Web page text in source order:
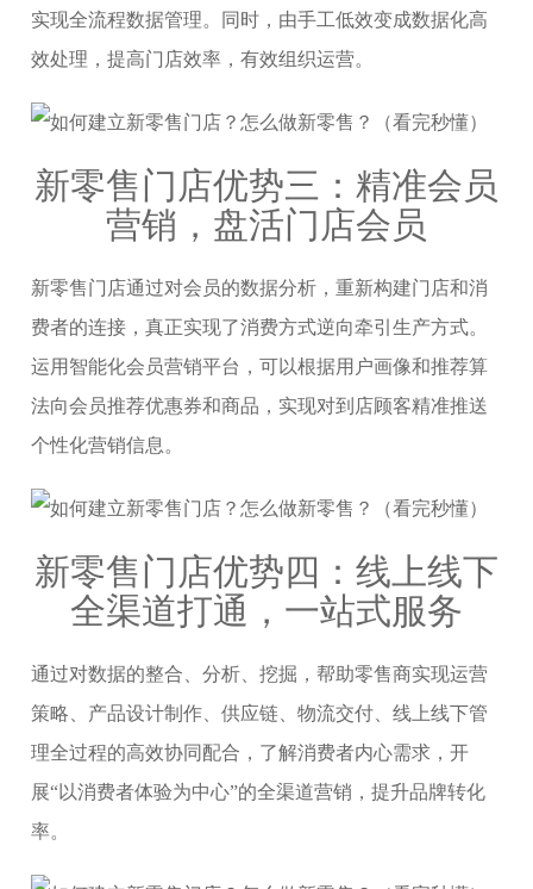
实现全流程数据管理。同时，由手工低效变成数据化高
效处理，提高门店效率，有效组织运营。
新零售门店优势三：精准会员
营销，盘活门店会员
新零售门店通过对会员的数据分析，重新构建门店和消
费者的连接，真正实现了消费方式逆向牵引生产方式。
运用智能化会员营销平台，可以根据用户画像和推荐算
法向会员推荐优惠券和商品，实现对到店顾客精准推送
个性化营销信息。
新零售门店优势四：线上线下
全渠道打通，一站式服务
通过对数据的整合、分析、挖掘，帮助零售商实现运营
策略、产品设计制作、供应链、物流交付、线上线下管
理全过程的高效协同配合，了解消费者内心需求，开
展“以消费者体验为中心”的全渠道营销，提升品牌转化
率。